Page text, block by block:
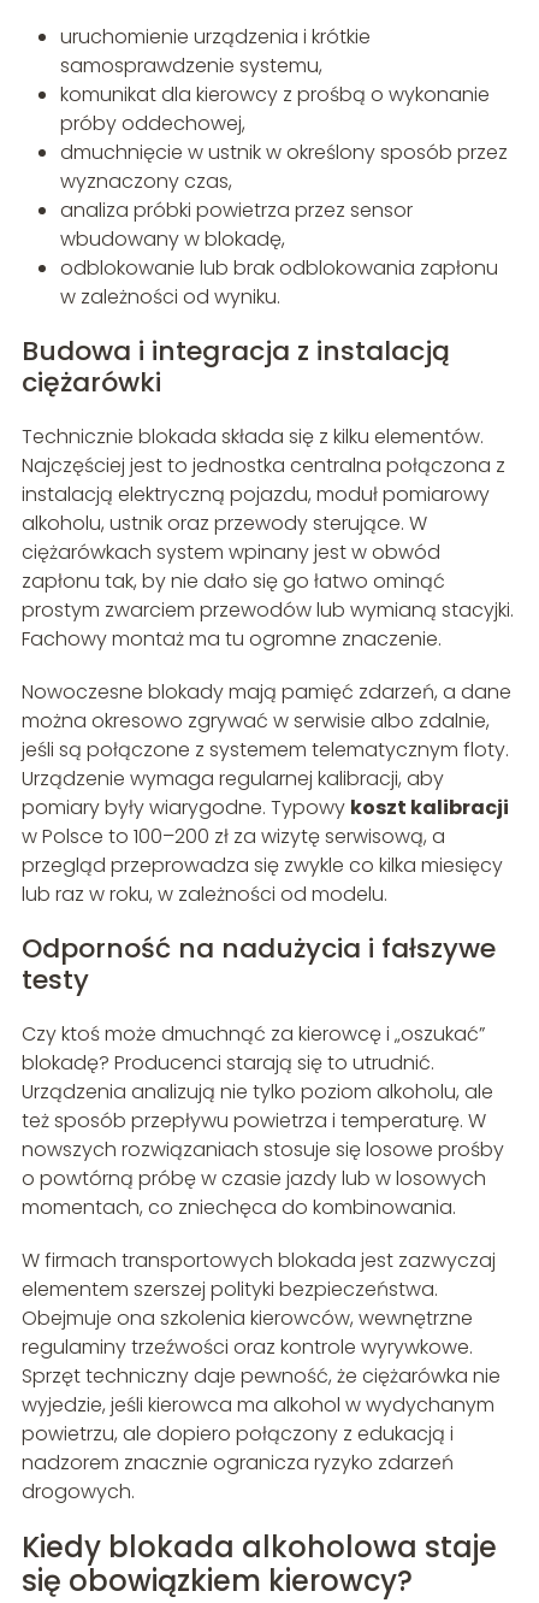
uruchomienie urządzenia i krótkie
samosprawdzenie systemu,
komunikat dla kierowcy z prośbą o wykonanie
próby oddechowej,
dmuchnięcie w ustnik w określony sposób przez
wyznaczony czas,
analiza próbki powietrza przez sensor
wbudowany w blokadę,
odblokowanie lub brak odblokowania zapłonu
w zależności od wyniku.
Budowa i integracja z instalacją
ciężarówki
Technicznie blokada składa się z kilku elementów.
Najczęściej jest to jednostka centralna połączona z
instalacją elektryczną pojazdu, moduł pomiarowy
alkoholu, ustnik oraz przewody sterujące. W
ciężarówkach system wpinany jest w obwód
zapłonu tak, by nie dało się go łatwo ominąć
prostym zwarciem przewodów lub wymianą stacyjki.
Fachowy montaż ma tu ogromne znaczenie.
Nowoczesne blokady mają pamięć zdarzeń, a dane
można okresowo zgrywać w serwisie albo zdalnie,
jeśli są połączone z systemem telematycznym floty.
Urządzenie wymaga regularnej kalibracji, aby
pomiary były wiarygodne. Typowy koszt kalibracji
w Polsce to 100–200 zł za wizytę serwisową, a
przegląd przeprowadza się zwykle co kilka miesięcy
lub raz w roku, w zależności od modelu.
Odporność na nadużycia i fałszywe
testy
Czy ktoś może dmuchnąć za kierowcę i „oszukać”
blokadę? Producenci starają się to utrudnić.
Urządzenia analizują nie tylko poziom alkoholu, ale
też sposób przepływu powietrza i temperaturę. W
nowszych rozwiązaniach stosuje się losowe prośby
o powtórną próbę w czasie jazdy lub w losowych
momentach, co zniechęca do kombinowania.
W firmach transportowych blokada jest zazwyczaj
elementem szerszej polityki bezpieczeństwa.
Obejmuje ona szkolenia kierowców, wewnętrzne
regulaminy trzeźwości oraz kontrole wyrywkowe.
Sprzęt techniczny daje pewność, że ciężarówka nie
wyjedzie, jeśli kierowca ma alkohol w wydychanym
powietrzu, ale dopiero połączony z edukacją i
nadzorem znacznie ogranicza ryzyko zdarzeń
drogowych.
Kiedy blokada alkoholowa staje
się obowiązkiem kierowcy?